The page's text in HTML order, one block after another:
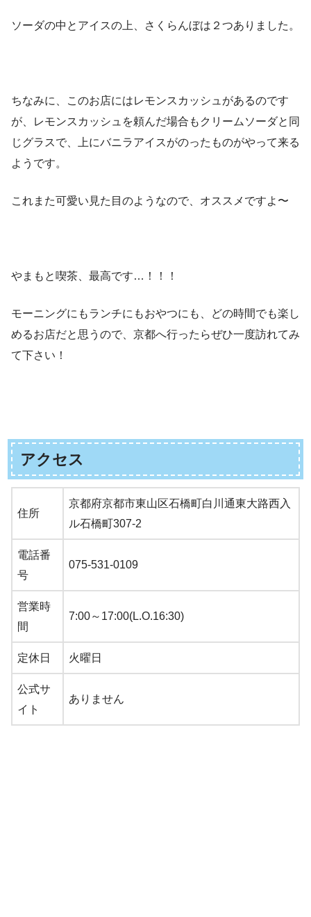
ソーダの中とアイスの上、さくらんぼは２つありました。
ちなみに、このお店にはレモンスカッシュがあるのです
が、レモンスカッシュを頼んだ場合もクリームソーダと同
じグラスで、上にバニラアイスがのったものがやって来る
ようです。
これまた可愛い見た目のようなので、オススメですよ〜
やまもと喫茶、最高です…！！！
モーニングにもランチにもおやつにも、どの時間でも楽し
めるお店だと思うので、京都へ行ったらぜひ一度訪れてみ
て下さい！
アクセス
住所
京都府京都市東山区石橋町白川通東大路西入
ル石橋町307-2
電話番
号
075-531-0109
営業時
間
7:00～17:00(L.O.16:30)
定休日 火曜日
公式サ
イト
ありません